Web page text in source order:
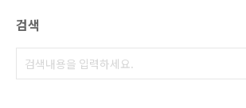
검색